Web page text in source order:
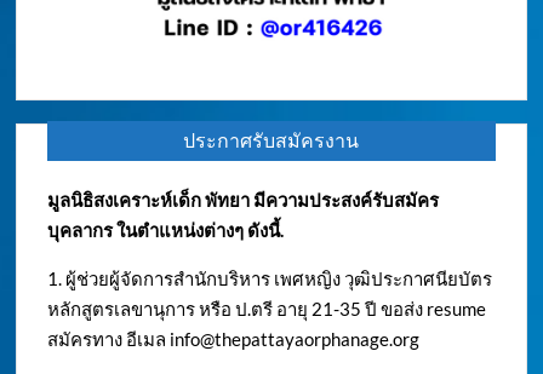
ประกาศรับสมัครงาน
มูลนิธิสงเคราะห์เด็ก พัทยา มีความประสงค์รับสมัคร
บุคลากร ในตำแหน่งต่างๆ ดังนี้.
1. ผู้ช่วยผู้จัดการสำนักบริหาร เพศหญิง วุฒิประกาศนียบัตร
หลักสูตรเลขานุการ หรือ ป.ตรี อายุ 21-35 ปี ขอส่ง resume
สมัครทาง อีเมล info@thepattayaorphanage.org